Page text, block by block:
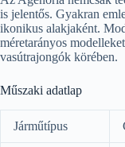
is jelentős. Gyakran
ikonikus alakjaként.
méretarányos
vasútrajongók körében.
Műszaki adatlap
Járműtípus